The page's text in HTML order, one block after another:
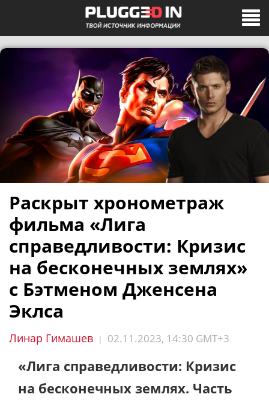
Раскрыт хронометраж
фильма «Лига
справедливости: Кризис
на бесконечных землях»
с Бэтменом Дженсена
Эклса
Линар Гимашев | 02.11.2023, 14:30 GMT+3
«Лига справедливости: Кризис
на бесконечных землях. Часть